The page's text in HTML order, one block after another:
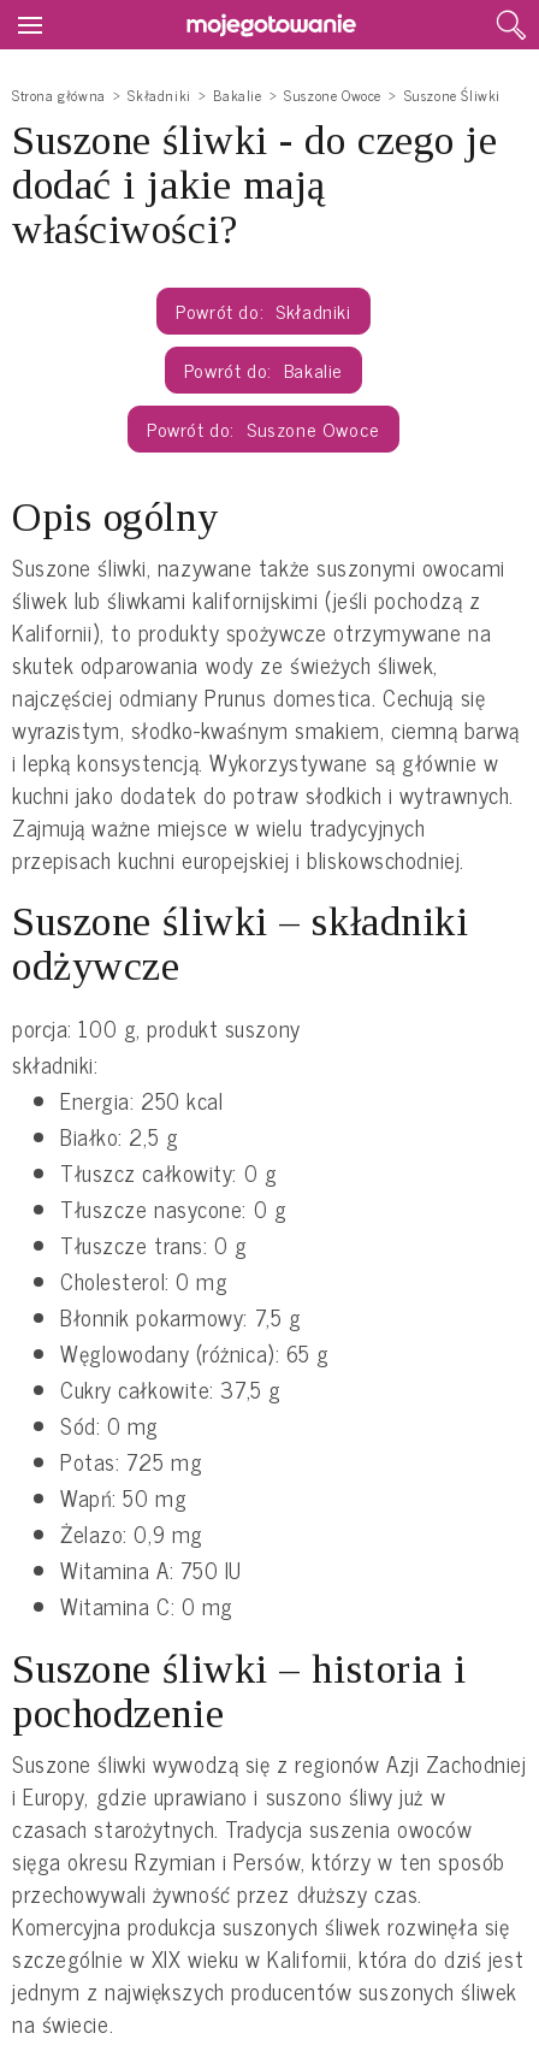
Strona główna Składniki Bakalie Suszone Owoce Suszone Śliwki
Suszone śliwki - do czego je
dodać i jakie mają
właściwości?
Składniki
Bakalie
Suszone Owoce
Opis ogólny
Suszone śliwki, nazywane także suszonymi owocami
śliwek lub śliwkami kalifornijskimi (jeśli pochodzą z
Kalifornii), to produkty spożywcze otrzymywane na
skutek odparowania wody ze świeżych śliwek,
najczęściej odmiany Prunus domestica. Cechują się
wyrazistym, słodko-kwaśnym smakiem, ciemną barwą
i lepką konsystencją. Wykorzystywane są głównie w
kuchni jako dodatek do potraw słodkich i wytrawnych.
Zajmują ważne miejsce w wielu tradycyjnych
przepisach kuchni europejskiej i bliskowschodniej.
Suszone śliwki – składniki
odżywcze
porcja: 100 g, produkt suszony
składniki:
Energia: 250 kcal
Białko: 2,5 g
Tłuszcz całkowity: 0 g
Tłuszcze nasycone: 0 g
Tłuszcze trans: 0 g
Cholesterol: 0 mg
Błonnik pokarmowy: 7,5 g
Węglowodany (różnica): 65 g
Cukry całkowite: 37,5 g
Sód: 0 mg
Potas: 725 mg
Wapń: 50 mg
Żelazo: 0,9 mg
Witamina A: 750 IU
Witamina C: 0 mg
Suszone śliwki – historia i
pochodzenie
Suszone śliwki wywodzą się z regionów Azji Zachodniej
i Europy, gdzie uprawiano i suszono śliwy już w
czasach starożytnych. Tradycja suszenia owoców
sięga okresu Rzymian i Persów, którzy w ten sposób
przechowywali żywność przez dłuższy czas.
Komercyjna produkcja suszonych śliwek rozwinęła się
szczególnie w XIX wieku w Kalifornii, która do dziś jest
jednym z największych producentów suszonych śliwek
na świecie.